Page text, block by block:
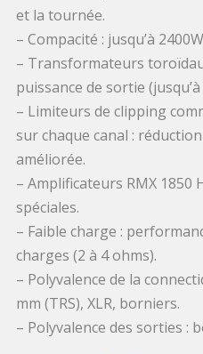
et la tournée.
– Compacité : jusqu’à
– Transformateurs
puissance de sortie
– Limiteurs de clipping
sur chaque canal :
améliorée.
– Amplificateurs RMX 1850
spéciales.
– Faible charge :
charges (2 à 4 ohms).
– Polyvalence de la
mm (TRS), XLR, borniers.
– Polyvalence des sorties :